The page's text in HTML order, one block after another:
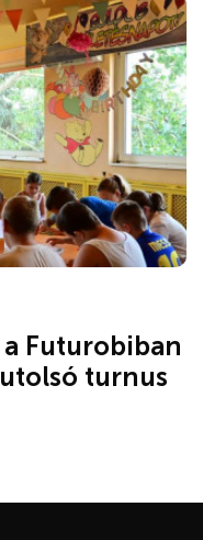
Futurobiban
turnus